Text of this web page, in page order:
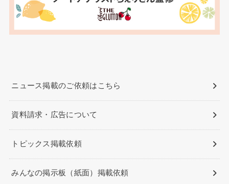
ニュース掲載のご依頼はこちら
資料請求・広告について
トピックス掲載依頼
みんなの掲示板（紙面）掲載依頼